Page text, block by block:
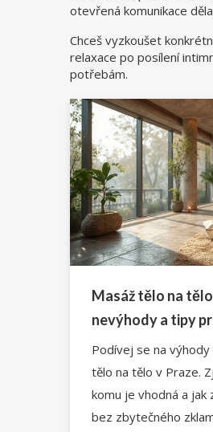
otevřená komunikace
Chceš vyzkoušet
relaxace po posílení
potřebám.
Masáž tělo na
nevýhody a tipy
Podívej se na
tělo na tělo v Praze.
komu je vhodná a jak
bez zbytečného